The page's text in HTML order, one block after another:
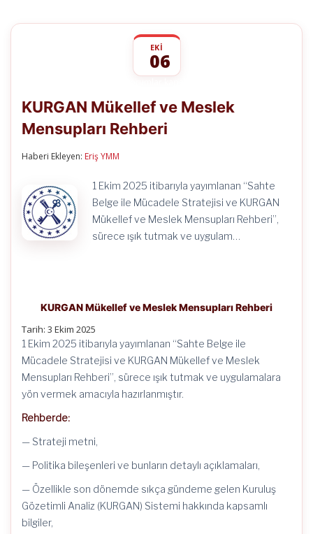
EKI
06
ve
Meslek
Mensupları
KURGAN Mükellef ve Meslek
Mensupları Rehberi
Haberi Ekleyen: Eriş YMM
1 Ekim 2025 itibarıyla yayımlanan “Sahte
Belge ile Mücadele Stratejisi ve KURGAN
Mükellef ve Meslek Mensupları Rehberi”,
sürece ışık tutmak ve uygulam…
KURGAN Mükellef ve Meslek Mensupları Rehberi
Tarih: 3 Ekim 2025
1 Ekim 2025 itibarıyla yayımlanan “Sahte Belge ile
Mücadele Stratejisi ve KURGAN Mükellef ve Meslek
Mensupları Rehberi”, sürece ışık tutmak ve uygulamalara
yön vermek amacıyla hazırlanmıştır.
Rehberde:
— Strateji metni,
— Politika bileşenleri ve bunların detaylı açıklamaları,
— Özellikle son dönemde sıkça gündeme gelen Kuruluş
Gözetimli Analiz (KURGAN) Sistemi hakkında kapsamlı
bilgiler,